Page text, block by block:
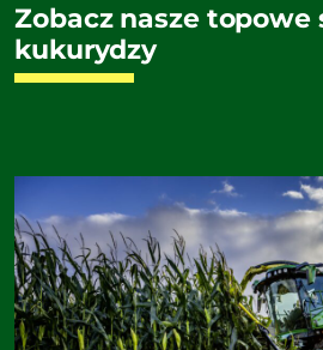
Zobacz nasze topowe
kukurydzy